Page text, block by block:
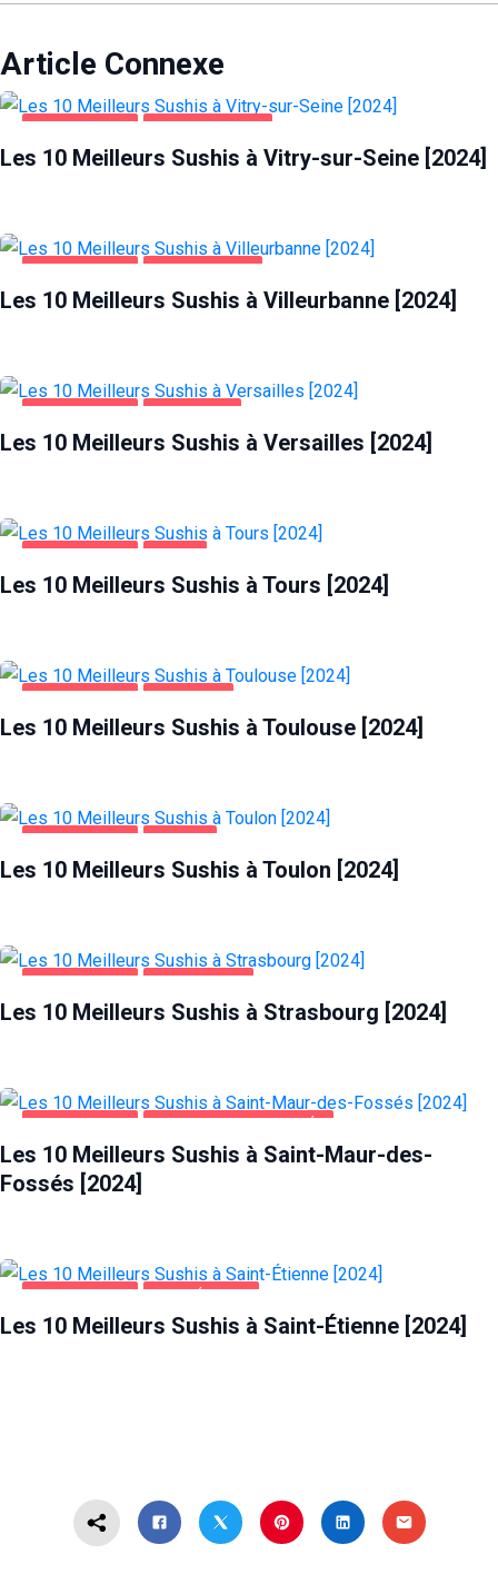
Article Connexe
Les 10 Meilleurs Sushis à Vitry-sur-Seine [2024]
Les 10 Meilleurs Sushis à Villeurbanne [2024]
Les 10 Meilleurs Sushis à Versailles [2024]
Les 10 Meilleurs Sushis à Tours [2024]
Les 10 Meilleurs Sushis à Toulouse [2024]
Les 10 Meilleurs Sushis à Toulon [2024]
Les 10 Meilleurs Sushis à Strasbourg [2024]
Les 10 Meilleurs Sushis à Saint-Maur-des-
Fossés [2024]
Les 10 Meilleurs Sushis à Saint-Étienne [2024]